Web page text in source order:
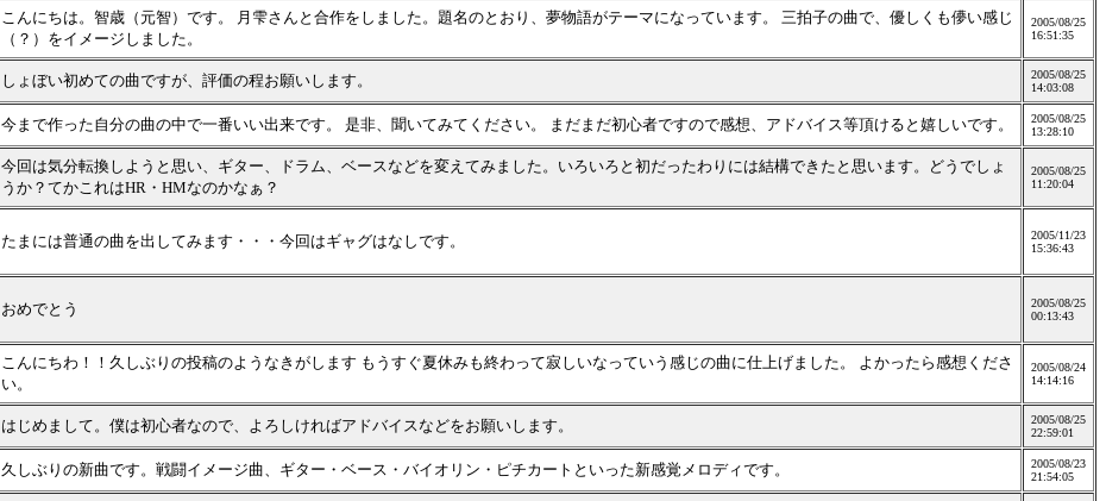
こんにちは。智歳（元智）です。 月雫さんと合作をしました。題名のとおり、夢物語がテーマになっています。 三拍子の曲で、優しくも儚い感じ
（？）をイメージしました。
2005/08/25
16:51:35
しょぼい初めての曲ですが、評価の程お願いします。
2005/08/25
14:03:08
今まで作った自分の曲の中で一番いい出来です。 是非、聞いてみてください。 まだまだ初心者ですので感想、アドバイス等頂けると嬉しいです。
2005/08/25
13:28:10
今回は気分転換しようと思い、ギター、ドラム、ベースなどを変えてみました。いろいろと初だったわりには結構できたと思います。どうでしょ
うか？てかこれはHR・HMなのかなぁ？
2005/08/25
11:20:04
たまには普通の曲を出してみます・・・今回はギャグはなしです。
2005/11/23
15:36:43
おめでとう
2005/08/25
00:13:43
こんにちわ！！久しぶりの投稿のようなきがします もうすぐ夏休みも終わって寂しいなっていう感じの曲に仕上げました。 よかったら感想くださ
い。
2005/08/24
14:14:16
はじめまして。僕は初心者なので、よろしければアドバイスなどをお願いします。
2005/08/25
22:59:01
久しぶりの新曲です。戦闘イメージ曲、ギター・ベース・バイオリン・ピチカートといった新感覚メロディです。
2005/08/23
21:54:05